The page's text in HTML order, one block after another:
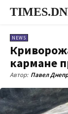
NEWS
кармане
Автор: Павел